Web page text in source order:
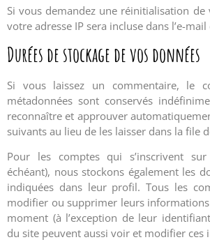
Si vous demandez une réinitialisation de
votre adresse IP sera incluse dans l’e-
Durées de stockage de vos données
Si vous laissez un commentaire, le
métadonnées sont conservés
reconnaître et approuver
suivants au lieu de les laisser dans la file
Pour les comptes qui s’inscrivent
échéant), nous stockons également les
indiquées dans leur profil. Tous les
modifier ou supprimer leurs
moment (à l’exception de leur
du site peuvent aussi voir et modifier ces